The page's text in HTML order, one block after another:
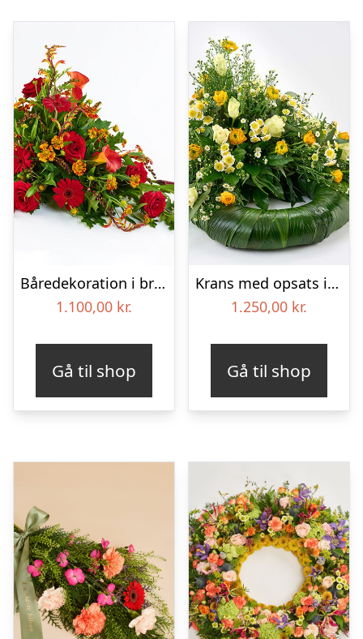
Båredekoration i brændte farver – Blomster til begravelse
1.100,00 kr.
Gå til shop
Krans med opsats i gule farver – Blomster til begravelse
1.250,00 kr.
Gå til shop